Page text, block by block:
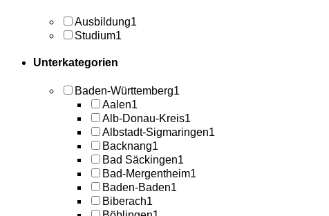
Ausbildung1
Studium1
Unterkategorien
Baden-Württemberg1
Aalen1
Alb-Donau-Kreis1
Albstadt-Sigmaringen1
Backnang1
Bad Säckingen1
Bad-Mergentheim1
Baden-Baden1
Biberach1